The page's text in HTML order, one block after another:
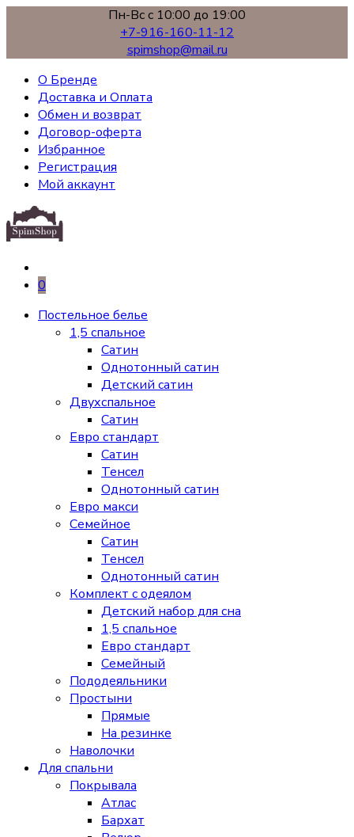
Пн-Вс с 10:00 до 19:00
+7-916-160-11-12
spimshop@mail.ru
О Бренде
Доставка и Оплата
Обмен и возврат
Договор-оферта
Избранное
Регистрация
Мой аккаунт
0
Постельное белье
1,5 спальное
Сатин
Однотонный сатин
Детский сатин
Двухспальное
Сатин
Евро стандарт
Сатин
Тенсел
Однотонный сатин
Евро макси
Семейное
Сатин
Тенсел
Однотонный сатин
Комплект с одеялом
Детский набор для сна
1,5 спальное
Евро стандарт
Семейный
Пододеяльники
Простыни
Прямые
На резинке
Наволочки
Для спальни
Покрывала
Атлас
Бархат